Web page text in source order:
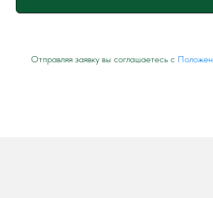
Отправляя заявку вы соглашаетесь с